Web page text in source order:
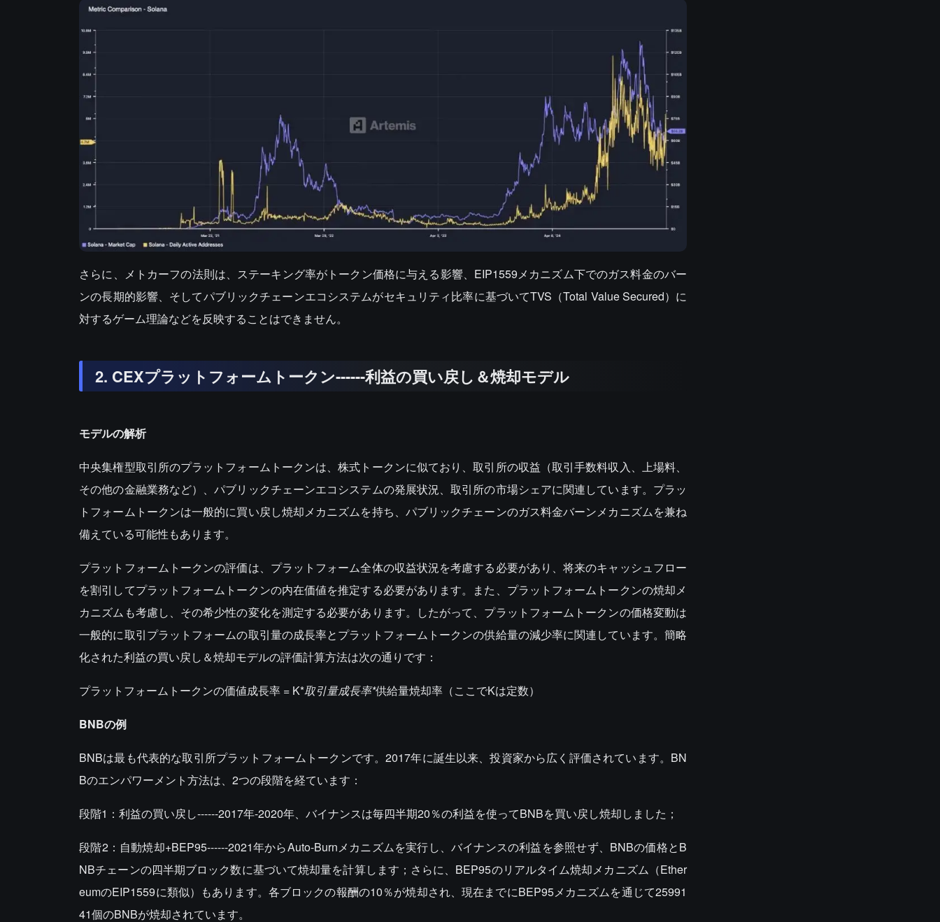
さらに、メトカーフの法則は、ステーキング率がトークン価格に与える影響、EIP1559メカニズム下でのガス料金のバー
ンの長期的影響、そしてパブリックチェーンエコシステムがセキュリティ比率に基づいてTVS（Total Value Secured）に
対するゲーム理論などを反映することはできません。
2. CEXプラットフォームトークン------利益の買い戻し＆焼却モデル
モデルの解析
中央集権型取引所のプラットフォームトークンは、株式トークンに似ており、取引所の収益（取引手数料収入、上場料、
その他の金融業務など）、パブリックチェーンエコシステムの発展状況、取引所の市場シェアに関連しています。プラッ
トフォームトークンは一般的に買い戻し焼却メカニズムを持ち、パブリックチェーンのガス料金バーンメカニズムを兼ね
備えている可能性もあります。
プラットフォームトークンの評価は、プラットフォーム全体の収益状況を考慮する必要があり、将来のキャッシュフロー
を割引してプラットフォームトークンの内在価値を推定する必要があります。また、プラットフォームトークンの焼却メ
カニズムも考慮し、その希少性の変化を測定する必要があります。したがって、プラットフォームトークンの価格変動は
一般的に取引プラットフォームの取引量の成長率とプラットフォームトークンの供給量の減少率に関連しています。簡略
化された利益の買い戻し＆焼却モデルの評価計算方法は次の通りです：
プラットフォームトークンの価値成長率 = K*取引量成長率*供給量焼却率（ここでKは定数）
BNBの例
BNBは最も代表的な取引所プラットフォームトークンです。2017年に誕生以来、投資家から広く評価されています。BN
Bのエンパワーメント方法は、2つの段階を経ています：
段階1：利益の買い戻し------2017年-2020年、バイナンスは毎四半期20％の利益を使ってBNBを買い戻し焼却しました；
段階2：自動焼却+BEP95------2021年からAuto-Burnメカニズムを実行し、バイナンスの利益を参照せず、BNBの価格とB
NBチェーンの四半期ブロック数に基づいて焼却量を計算します；さらに、BEP95のリアルタイム焼却メカニズム（Ether
eumのEIP1559に類似）もあります。各ブロックの報酬の10％が焼却され、現在までにBEP95メカニズムを通じて25991
41個のBNBが焼却されています。